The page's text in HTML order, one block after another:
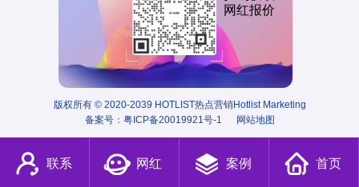
网红报价
版权所有 © 2020-2039 HOTLIST热点营销Hotlist Marketing
备案号： 粤ICP备20019921号-1 网站地图
联系 网红 案例 首页